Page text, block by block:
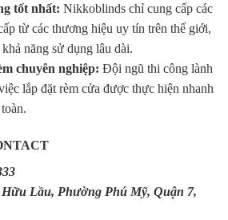
tốt nhất: Nikkoblinds chỉ cung cấp các
từ các thương hiệu uy tín trên thế giới,
năng sử dụng lâu dài.
chuyên nghiệp: Đội ngũ thi công lành
lắp đặt rèm cửa được thực hiện nhanh
Lầu, Phường Phú Mỹ, Quận 7,